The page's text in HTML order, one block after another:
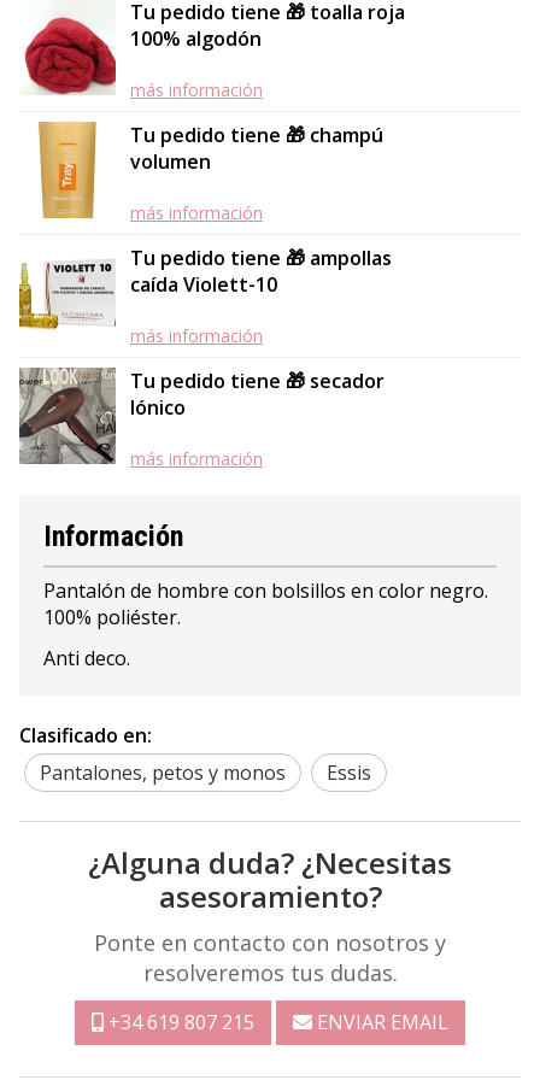
Tu pedido tiene 🎁 toalla roja
100% algodón
más información
Tu pedido tiene 🎁 champú
volumen
más información
Tu pedido tiene 🎁 ampollas
caída Violett-10
más información
Tu pedido tiene 🎁 secador
Iónico
más información
Información
Pantalón de hombre con bolsillos en color negro.
100% poliéster.
Anti deco.
Clasificado en:
Pantalones, petos y monos
Essis
¿Alguna duda? ¿Necesitas
asesoramiento?
Ponte en contacto con nosotros y
resolveremos tus dudas.
+34 619 807 215 ENVIAR EMAIL